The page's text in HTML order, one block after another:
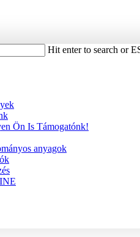
Hit enter to search or
Ön Is Támogatónk!
anyagok